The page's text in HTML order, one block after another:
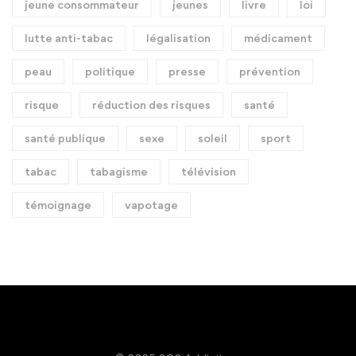
jeune consommateur jeunes livre loi
lutte anti-tabac légalisation médicament
peau politique presse prévention
risque réduction des risques santé
santé publique sexe soleil sport
tabac tabagisme télévision
témoignage vapotage